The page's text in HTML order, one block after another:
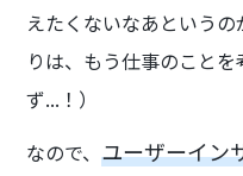
えたくないなあという
りは、もう仕事のこと
ず...！）
なので、ユーザーイン